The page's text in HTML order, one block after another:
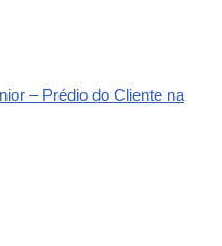
– Prédio do Cliente na